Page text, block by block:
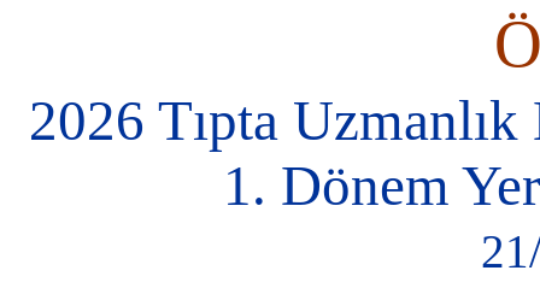
2026 Tıpta
1. Dönem